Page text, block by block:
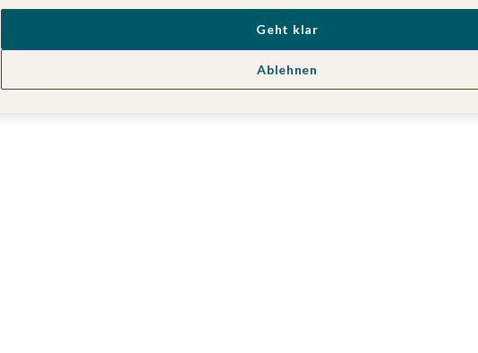
Ablehnen
Geht klar